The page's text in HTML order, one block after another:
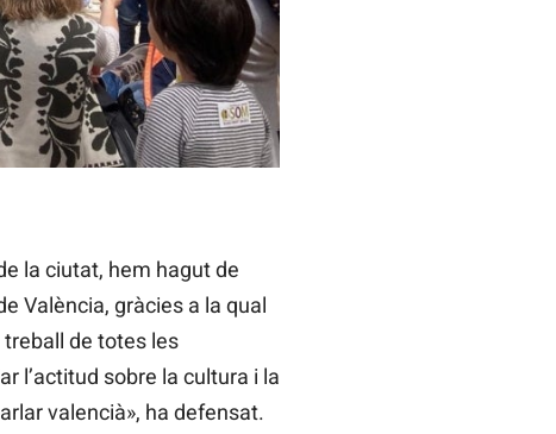
la ciutat, hem hagut de
València, gràcies a la qual
de totes les
l’actitud sobre la cultura i la
valencià», ha defensat.